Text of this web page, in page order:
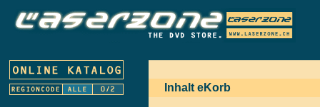
Inhalt eKorb